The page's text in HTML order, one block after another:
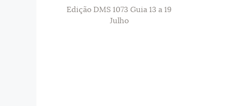
Edição DMS 1073 Guia 13 a 19
Julho